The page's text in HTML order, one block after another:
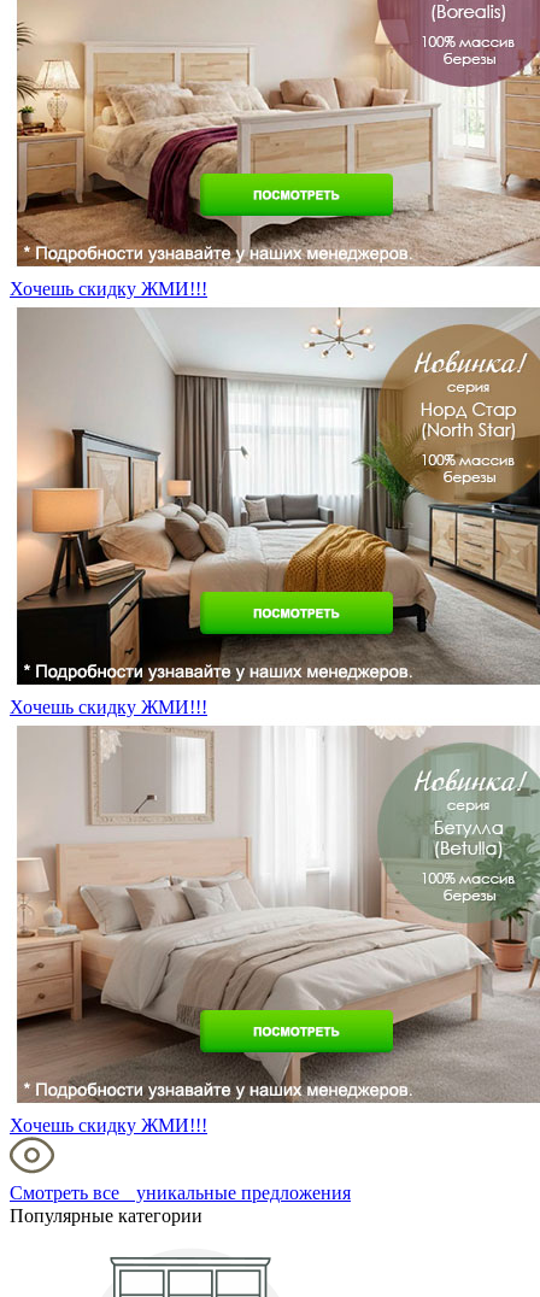
Хочешь скидку ЖМИ!!!
Хочешь скидку ЖМИ!!!
Хочешь скидку ЖМИ!!!
Смотреть все уникальные предложения
Популярные категории